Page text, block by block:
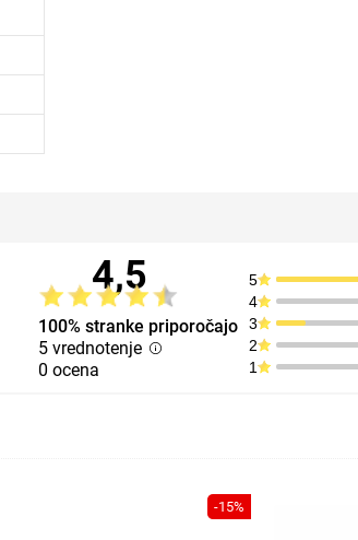
4,5
100% stranke priporočajo
5 vrednotenje
0 ocena
5
4
3
2
1
-15%